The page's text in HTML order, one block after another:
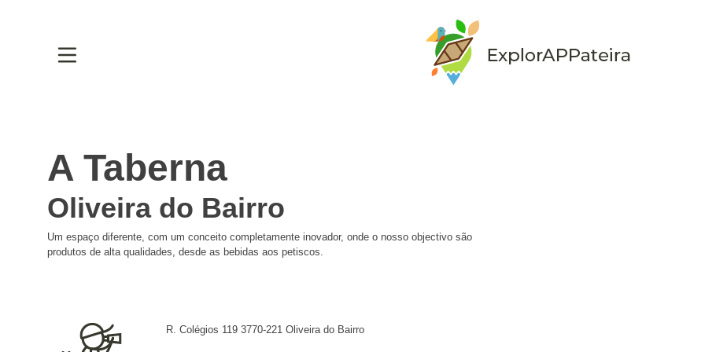
A Taberna
Oliveira do Bairro
Um espaço diferente, com um conceito completamente inovador, onde o nosso objectivo são
produtos de alta qualidades, desde as bebidas aos petiscos.
R. Colégios 119 3770-221 Oliveira do Bairro